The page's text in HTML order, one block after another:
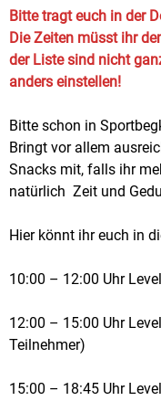
Bitte tragt euch in der
Die Zeiten müsst ihr
der Liste sind nicht
anders einstellen!
Bitte schon in
Bringt vor allem
Snacks mit, falls ihr
natürlich Zeit und
Hier könnt ihr euch in
10:00 – 12:00 Uhr
12:00 – 15:00 Uhr
Teilnehmer)
15:00 – 18:45 Uhr